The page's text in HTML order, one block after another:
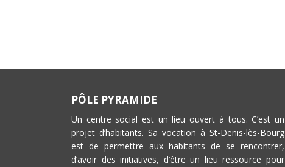
PÔLE PYRAMIDE
Un centre social est un lieu ouvert à tous. C’est un
projet d’habitants. Sa vocation à St-Denis-lès-Bourg
est de permettre aux habitants de se rencontrer,
d’avoir des initiatives, d’être un lieu ressource pour